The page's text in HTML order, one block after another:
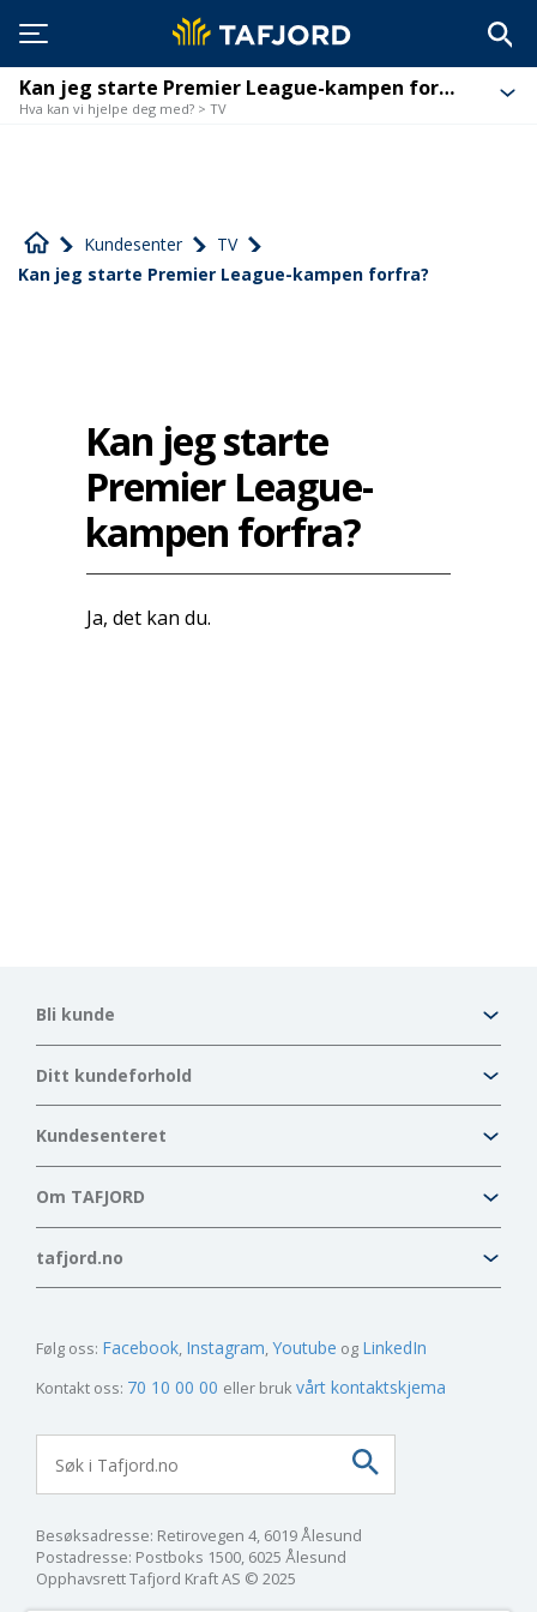
Kan jeg starte Premier League-kampen forfra?
Hva kan vi hjelpe deg med? > TV
Kundesenter
TV
Kan jeg starte Premier League-kampen forfra?
Kan jeg starte
Premier League-
kampen forfra?
Ja, det kan du.
Bli kunde
Ditt kundeforhold
Kundesenteret
Om TAFJORD
tafjord.no
Følg oss: Facebook Instagram Youtube LinkedIn
Kontakt oss: 70 10 00 00 eller bruk vårt kontaktskjema
Besøksadresse: Retirovegen 4, 6019 Ålesund
Postadresse: Postboks 1500, 6025 Ålesund
Opphavsrett Tafjord Kraft AS © 2025